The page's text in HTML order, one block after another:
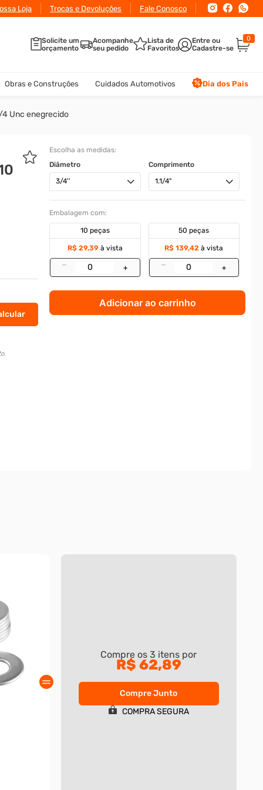
Loja Trocas e Devoluções Fale Conosco
Solicite um
orçamento
Acompanhe
seu pedido
Lista de
Favoritos
0
Obras e Construções Cuidados Automotivos Dia dos Pais
Unc enegrecido
Escolha as medidas:
Diâmetro
3/4''
Comprimento
1.1/4"
Embalagem com:
10 peças
R$ 29,39 à vista
– +
50 peças
R$ 139,42 à vista
– +
Adicionar ao carrinho
Compre os3 itens por
R$ 62,89
Compre Junto
COMPRA SEGURA